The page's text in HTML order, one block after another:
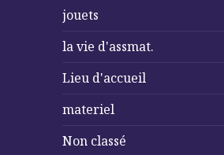
jouets
la vie d'assmat.
Lieu d'accueil
materiel
Non classé